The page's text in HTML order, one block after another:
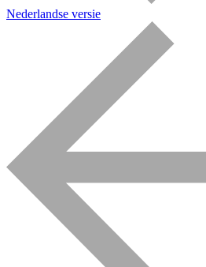
Nederlandse versie